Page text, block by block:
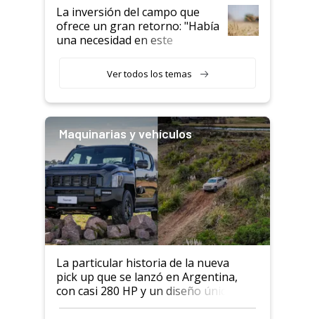
La inversión del campo que
ofrece un gran retorno: "Había
una necesidad en este
Ver todos los temas
Maquinarias y vehículos
La particular historia de la nueva
pick up que se lanzó en Argentina,
con casi 280 HP y un diseño único: a
cuánto se vende